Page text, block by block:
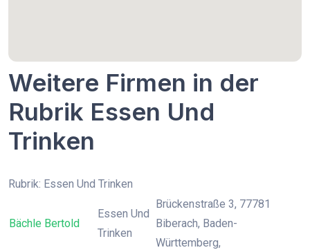
Weitere Firmen in der
Rubrik Essen Und
Trinken
Rubrik: Essen Und Trinken
Bächle Bertold
Essen Und
Trinken
Brückenstraße 3, 77781
Biberach, Baden-
Württemberg,